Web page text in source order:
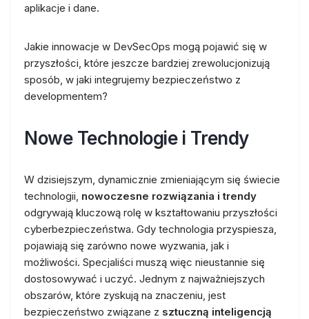
aplikacje i dane.
Jakie innowacje w DevSecOps mogą pojawić się w
przyszłości, które jeszcze bardziej zrewolucjonizują
sposób, w jaki integrujemy bezpieczeństwo z
developmentem?
Nowe Technologie i Trendy
W dzisiejszym, dynamicznie zmieniającym się świecie
technologii, nowoczesne rozwiązania i trendy
odgrywają kluczową rolę w kształtowaniu przyszłości
cyberbezpieczeństwa. Gdy technologia przyspiesza,
pojawiają się zarówno nowe wyzwania, jak i
możliwości. Specjaliści muszą więc nieustannie się
dostosowywać i uczyć. Jednym z najważniejszych
obszarów, które zyskują na znaczeniu, jest
bezpieczeństwo związane z sztuczną inteligencją